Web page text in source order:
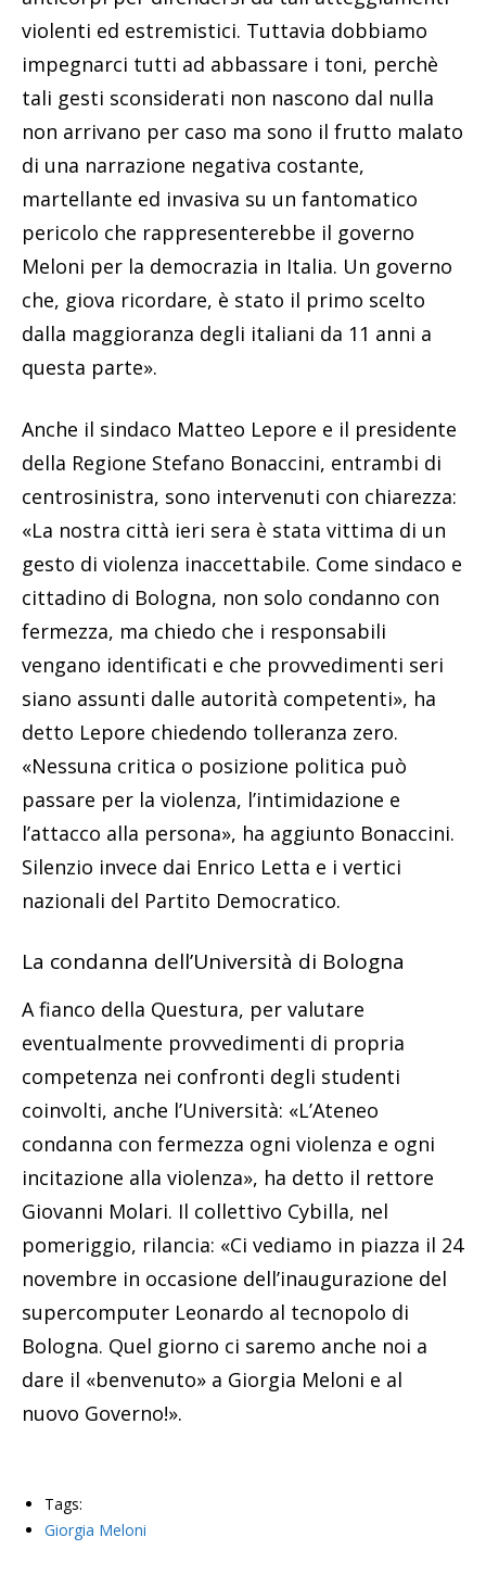
violenti ed estremistici. Tuttavia dobbiamo
impegnarci tutti ad abbassare i toni, perchè
tali gesti sconsiderati non nascono dal nulla
non arrivano per caso ma sono il frutto malato
di una narrazione negativa costante,
martellante ed invasiva su un fantomatico
pericolo che rappresenterebbe il governo
Meloni per la democrazia in Italia. Un governo
che, giova ricordare, è stato il primo scelto
dalla maggioranza degli italiani da 11 anni a
questa parte».
Anche il sindaco Matteo Lepore e il presidente
della Regione Stefano Bonaccini, entrambi di
centrosinistra, sono intervenuti con chiarezza:
«La nostra città ieri sera è stata vittima di un
gesto di violenza inaccettabile. Come sindaco e
cittadino di Bologna, non solo condanno con
fermezza, ma chiedo che i responsabili
vengano identificati e che provvedimenti seri
siano assunti dalle autorità competenti», ha
detto Lepore chiedendo tolleranza zero.
«Nessuna critica o posizione politica può
passare per la violenza, l’intimidazione e
l’attacco alla persona», ha aggiunto Bonaccini.
Silenzio invece dai Enrico Letta e i vertici
nazionali del Partito Democratico.
La condanna dell’Università di Bologna
A fianco della Questura, per valutare
eventualmente provvedimenti di propria
competenza nei confronti degli studenti
coinvolti, anche l’Università: «L’Ateneo
condanna con fermezza ogni violenza e ogni
incitazione alla violenza», ha detto il rettore
Giovanni Molari. Il collettivo Cybilla, nel
pomeriggio, rilancia: «Ci vediamo in piazza il 24
novembre in occasione dell’inaugurazione del
supercomputer Leonardo al tecnopolo di
Bologna. Quel giorno ci saremo anche noi a
dare il «benvenuto» a Giorgia Meloni e al
nuovo Governo!».
Tags:
Giorgia Meloni